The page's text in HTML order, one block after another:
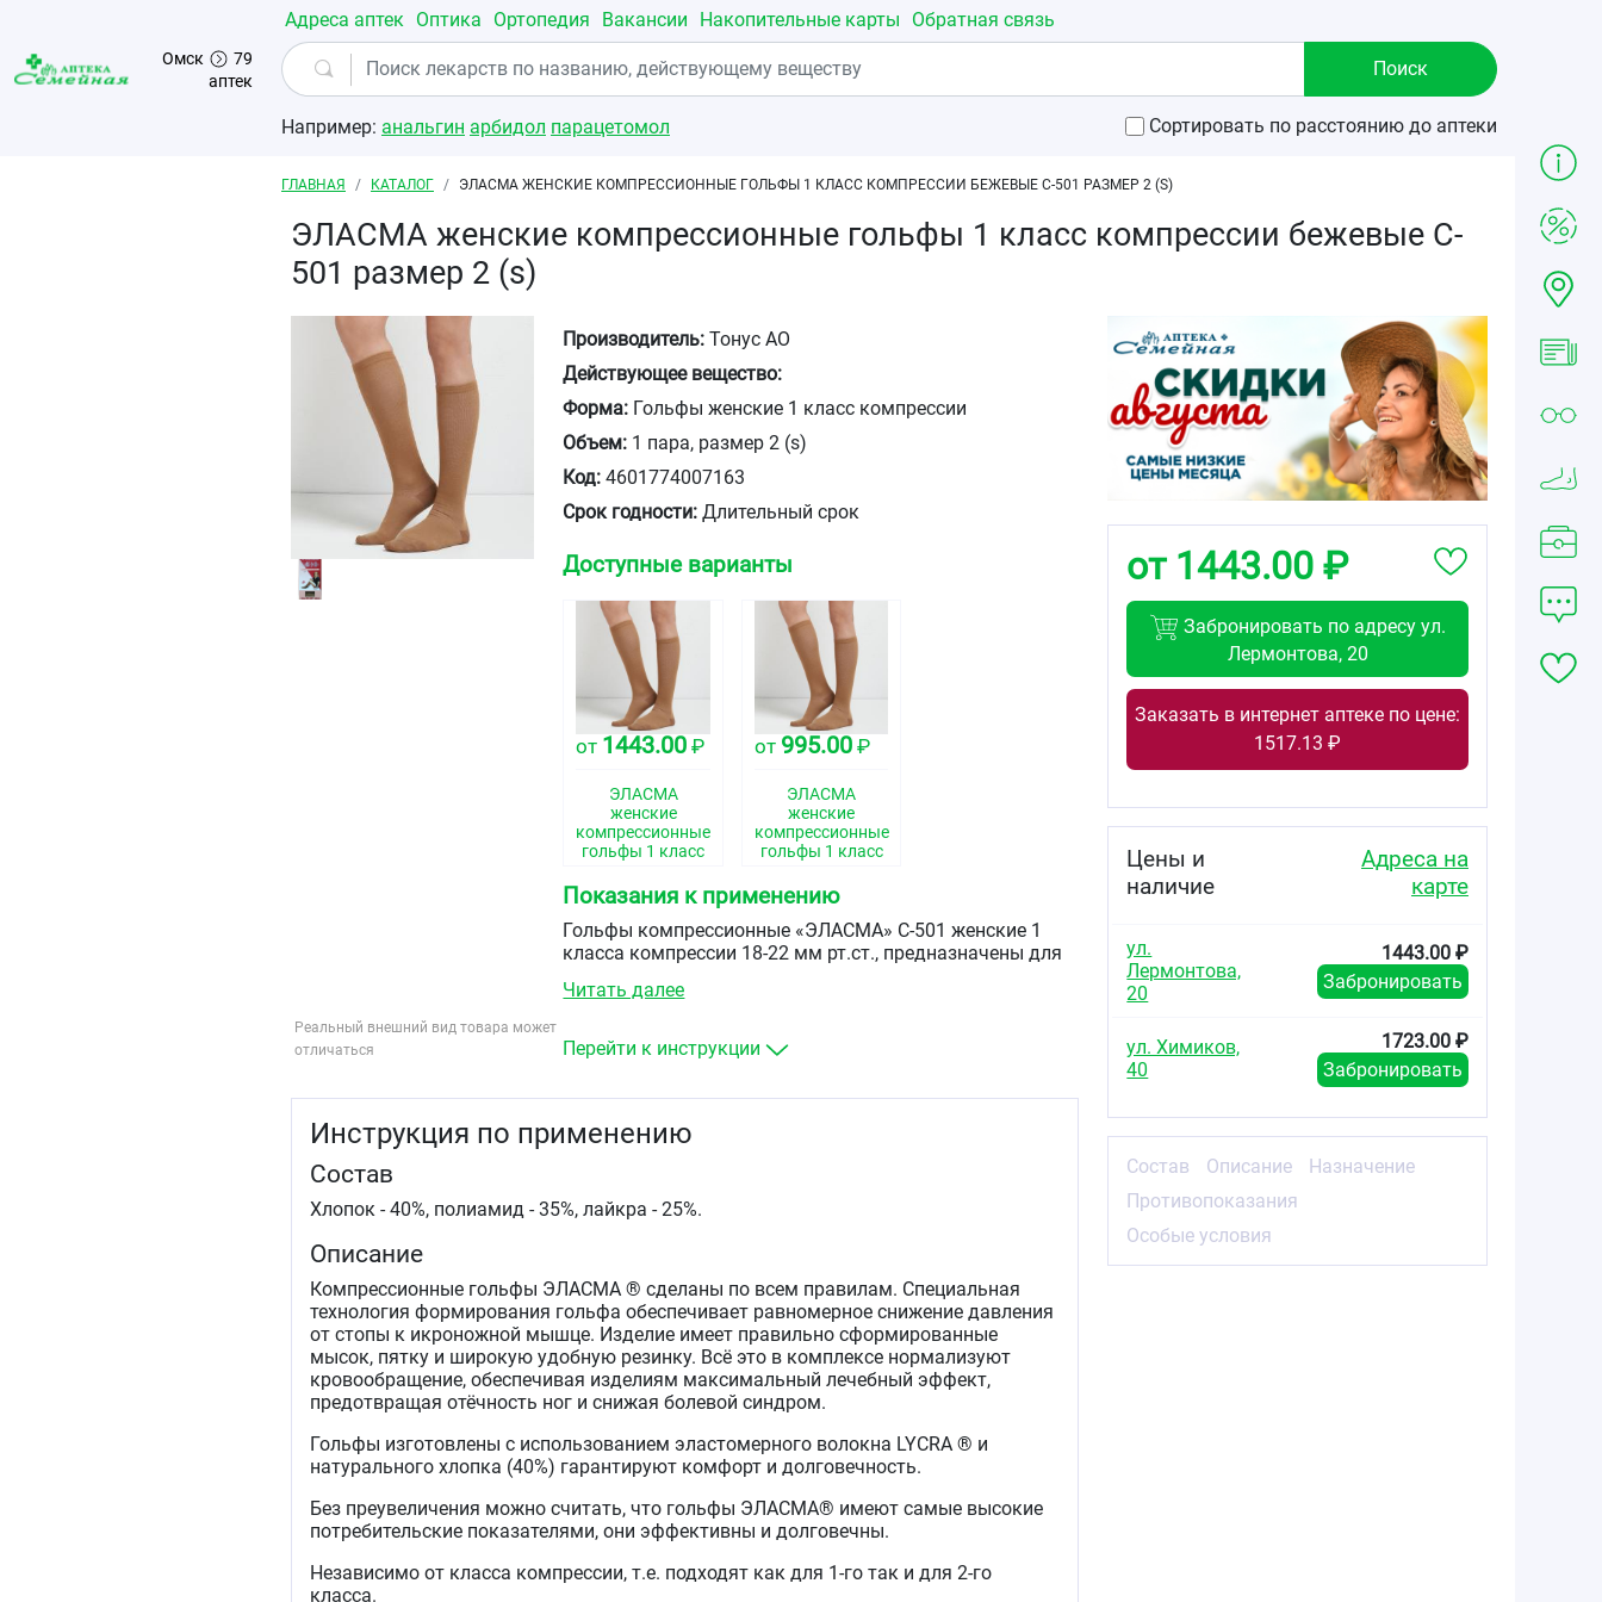
Перейти к основному содержанию
Омск
79
аптек
Адреса аптек Оптика Ортопедия Вакансии Накопительные карты Обратная связь
Например: анальгин арбидол парацетомол Сортировать по расстоянию до аптеки
Строка навигации
ГЛАВНАЯ КАТАЛОГ ЭЛАСМА ЖЕНСКИЕ КОМПРЕССИОННЫЕ ГОЛЬФЫ 1 КЛАСС КОМПРЕССИИ БЕЖЕВЫЕ C-501 РАЗМЕР 2 (S)
ЭЛАСМА женские компрессионные гольфы 1 класс компрессии бежевые C-
501 размер 2 (s)
Реальный внешний вид товара может
отличаться
Производитель: Тонус АО
Действующее вещество:
Форма: Гольфы женские 1 класс компрессии
Объем: 1 пара, размер 2 (s)
Код: 4601774007163
Срок годности: Длительный срок
Доступные варианты
от 1443.00 ₽
ЭЛАСМА
женские
компрессионные
гольфы 1 класс
бежевые C-501
размер 2 (s)
от 995.00₽
ЭЛАСМА
женские
компрессионные
гольфы 1 класс
бежевые C-501
размер 4 (l)
Показания к применению
Гольфы компрессионные «ЭЛАСМА» С-501 женские 1
класса компрессии 18-22 мм рт.ст., предназначены для
лечения и профилактики сосудистых заболеваний вен
том числе во время беременности. Также гольфы
сустава. Гольфы могут быть использованы в
Читать далее
Перейти к инструкции
Инструкция по применению
Состав
Хлопок - 40%, полиамид - 35%, лайкра - 25%.
Описание
Компрессионные гольфы ЭЛАСМА ® сделаны по всем правилам. Специальная
технология формирования гольфа обеспечивает равномерное снижение давления
от стопы к икроножной мышце. Изделие имеет правильно сформированные
мысок, пятку и широкую удобную резинку. Всё это в комплексе нормализуют
кровообращение, обеспечивая изделиям максимальный лечебный эффект,
предотвращая отёчность ног и снижая болевой синдром.
Гольфы изготовлены с использованием эластомерного волокна LYCRA ® и
натурального хлопка (40%) гарантируют комфорт и долговечность.
Без преувеличения можно считать, что гольфы ЭЛАСМА® имеют самые высокие
потребительские показателями, они эффективны и долговечны.
Независимо от класса компрессии, т.е. подходят как для 1-го так и для 2-го
класса.
от 1443.00 ₽
Забронировать по адресу ул.
Лермонтова, 20
Заказать в интернет аптеке по цене:
1517.13 ₽
Цены и
наличие
Адреса на
карте
ул.
Лермонтова,
20
1443.00 ₽
Забронировать
ул. Химиков,
40
1723.00 ₽
Забронировать
Состав Описание
Назначение
Противопоказания
Особые условия